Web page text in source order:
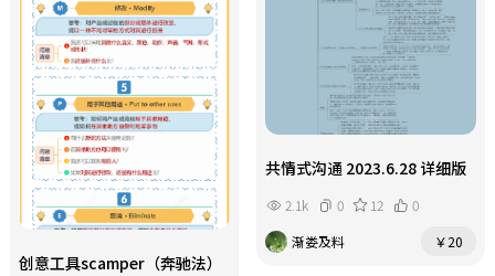
共情式沟通 2023.6.28 详细版
2.1k 0 12
0
渐娄及料
￥20
创意工具scamper（奔驰法）